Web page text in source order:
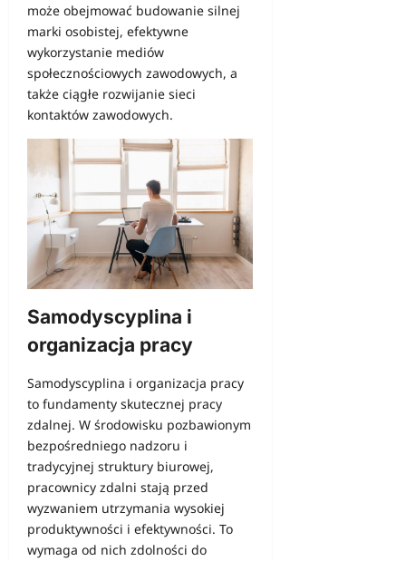
może obejmować budowanie silnej
marki osobistej, efektywne
wykorzystanie mediów
społecznościowych zawodowych, a
także ciągłe rozwijanie sieci
kontaktów zawodowych.
Samodyscyplina i
organizacja pracy
Samodyscyplina i organizacja pracy
to fundamenty skutecznej pracy
zdalnej. W środowisku pozbawionym
bezpośredniego nadzoru i
tradycyjnej struktury biurowej,
pracownicy zdalni stają przed
wyzwaniem utrzymania wysokiej
produktywności i efektywności. To
wymaga od nich zdolności do